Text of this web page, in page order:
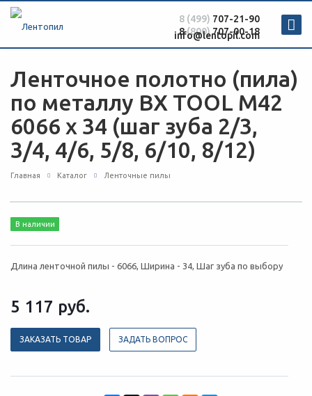
8(800)707-00-18
8 (499) 707-21-90
info@lentopil.com
Ленточное полотно (пила)
по металлу BX TOOL M42
6066 х 34 (шаг зуба 2/3,
3/4, 4/6, 5/8, 6/10, 8/12)
Главная Каталог Ленточные пилы
В наличии
Длина ленточной пилы - 6066, Ширина - 34, Шаг зуба по выбору
5 117 руб.
ЗАКАЗАТЬ ТОВАР ЗАДАТЬ ВОПРОС